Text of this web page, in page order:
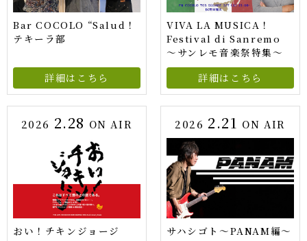
Bar COCOLO “Salud！
テキーラ部
詳細はこちら
VIVA LA MUSICA！
Festival di Sanremo
～サンレモ音楽祭特集～
詳細はこちら
2026 2.28 ON AIR
おい！チキンジョージ
2026 2.21 ON AIR
サハシゴト～PANAM編～